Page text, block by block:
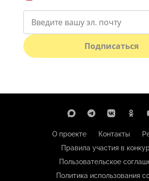
Подписаться
О проекте Контакты
Правила участия в
Пользовательское
Политика использования